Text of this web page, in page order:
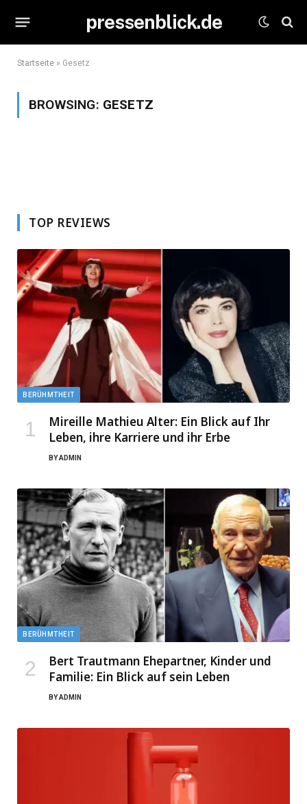
pressenblick.de
Startseite » Gesetz
BROWSING: GESETZ
TOP REVIEWS
BERÜHMTHEIT
Mireille Mathieu Alter: Ein Blick auf Ihr
Leben, ihre Karriere und ihr Erbe
BYADMIN
BERÜHMTHEIT
Bert Trautmann Ehepartner, Kinder und
Familie: Ein Blick auf sein Leben
BYADMIN